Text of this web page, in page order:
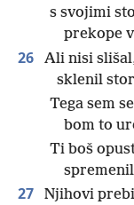
s svojimi
prekope
26 Ali nisi
sklenil
Tega sem
bom to
Ti boš
27 Njihovi